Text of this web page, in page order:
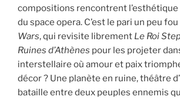
compositions rencontrent l’esthétique
du space opera. C’est le pari un peu fou
Wars, qui revisite librement Le Roi
Ruines d’Athènes pour les projeter
interstellaire où amour et paix
décor ? Une planète en ruine, théâtre
bataille entre deux peuples ennemis